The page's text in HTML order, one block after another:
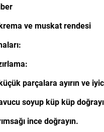
ve muskat rendesi
parçalara ayırın ve
soyup küp küp
ince doğrayın.